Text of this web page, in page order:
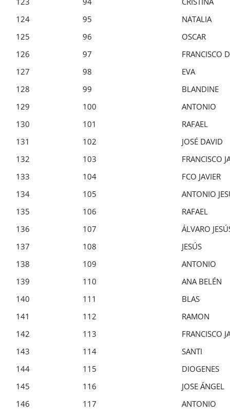
124
95
NATALIA
125
96
OSCAR
126
97
FRANCISCO
127
98
EVA
128
99
BLANDINE
129
100
ANTONIO
130
101
RAFAEL
131
102
JOSÉ DAVID
132
103
FRANCISCO
133
104
FCO JAVIER
134
105
ANTONIO
135
106
RAFAEL
136
107
ÁLVARO
137
108
JESÚS
138
109
ANTONIO
139
110
ANA BELÉN
140
111
BLAS
141
112
RAMON
142
113
FRANCISCO
143
114
SANTI
144
115
DIOGENES
145
116
JOSE ÁNGEL
146
117
ANTONIO